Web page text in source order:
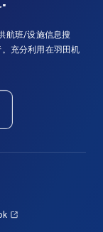
航班/设施信息搜
充分利用在羽田机